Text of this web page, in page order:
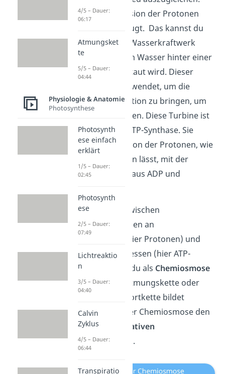
Durch diese Diffusion der Protonen
wird Energie erzeugt. Das kannst du
dir wie bei einem Wasserkraftwerk
vorstellen, bei dem Wasser hinter einer
Staumauer angestaut wird. Dieser
Rückstau wird verwendet, um die
Turbinen zur Rotation zu bringen, um
Strom zu generieren. Diese Turbine ist
unserem Fall die ATP-Synthase. Sie
koppelt die Diffusion der Protonen, wie
ihr Name vermuten lässt, mit der
Synthese von ATP aus ADP und
Die Verbindung zwischen
Transportvorgängen an
Biomembranen (hier Protonen) und
Stoffwechselprozessen (hier ATP-
Synthese) kannst du als Chemiosmose
bezeichnen. Die Atmungskette oder
Elektronentransportkette bildet
gemeinsam mit der Chemiosmose den
Vorgang der
oxidativen
Phosphorylierung .
4/5 – Dauer:
06:17
Atmungsket
te
5/5 – Dauer:
04:44
Physiologie & Anatomie
Photosynthese
Photosynth
ese einfach
erklärt
1/5 – Dauer:
02:45
Photosynth
ese
2/5 – Dauer:
07:49
Lichtreaktio
n
3/5 – Dauer:
04:40
Calvin
Zyklus
4/5 – Dauer:
06:44
Transpiratio